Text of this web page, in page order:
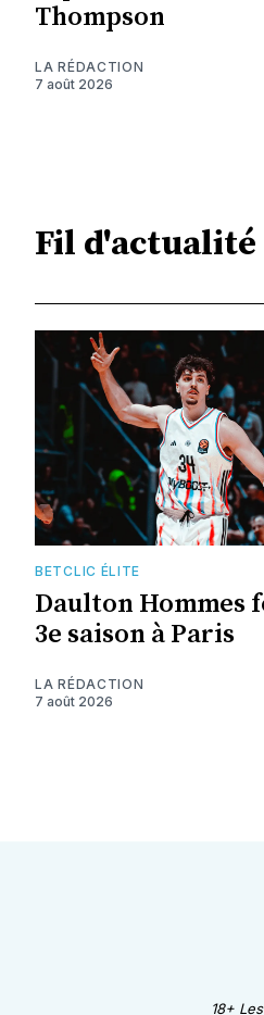
Thompson
LA RÉDACTION
7 août 2026
Fil d'actualité
BETCLIC ÉLITE
Daulton Hommes
3e saison à Paris
LA RÉDACTION
7 août 2026
18+